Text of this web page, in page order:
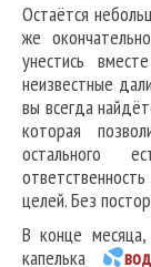
Остаётся
же
унестись
неизвестные
вы всегда
которая
остального
целей. Без
В конце
капелька